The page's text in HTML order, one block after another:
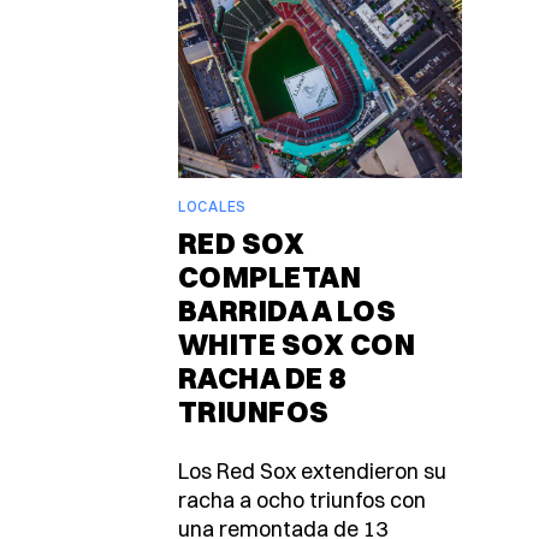
LOCALES
RED SOX
COMPLETAN
BARRIDA A LOS
WHITE SOX CON
RACHA DE 8
TRIUNFOS
Los Red Sox extendieron su
racha a ocho triunfos con
una remontada de 13